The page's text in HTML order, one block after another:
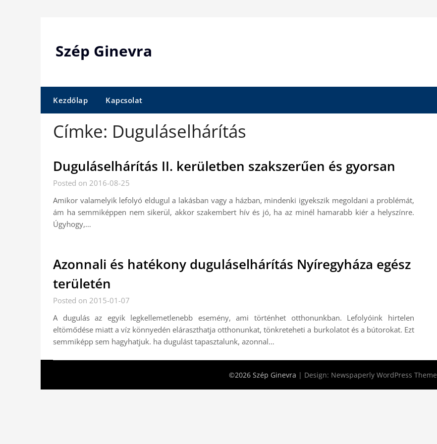
Szép Ginevra
Kezdőlap Kapcsolat
Címke: Duguláselhárítás
Duguláselhárítás II. kerületben szakszerűen és gyorsan
Posted on 2016-08-25
Amikor valamelyik lefolyó eldugul a lakásban vagy a házban, mindenki igyekszik megoldani a problémát,
ám ha semmiképpen nem sikerül, akkor szakembert hív és jó, ha az minél hamarabb kiér a helyszínre.
Úgyhogy,…
Azonnali és hatékony duguláselhárítás Nyíregyháza egész
területén
Posted on 2015-01-07
A dugulás az egyik legkellemetlenebb esemény, ami történhet otthonunkban. Lefolyóink hirtelen
eltömődése miatt a víz könnyedén eláraszthatja otthonunkat, tönkreteheti a burkolatot és a bútorokat. Ezt
semmiképp sem hagyhatjuk. ha dugulást tapasztalunk, azonnal…
©2026 Szép Ginevra | Design: Newspaperly WordPress Theme